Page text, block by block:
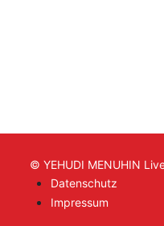
© YEHUDI MENUHIN
Datenschutz
Impressum